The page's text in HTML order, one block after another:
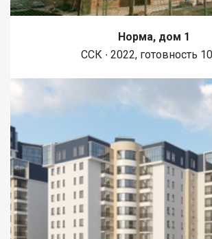
Норма, дом 1
ССК ∙ 2022, готовность